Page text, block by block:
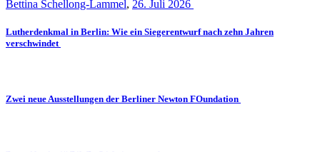
Bettina Schellong-Lammel, 26. Juli 2026
Lutherdenkmal in Berlin: Wie ein Siegerentwurf nach zehn Jahren
verschwindet
Zwei neue Ausstellungen der Berliner Newton FOundation